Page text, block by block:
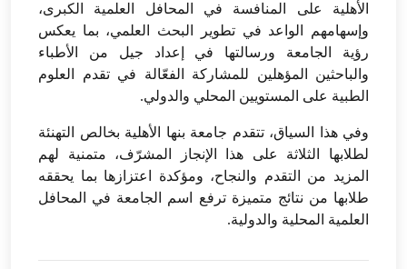
الأهلية على المنافسة في المحافل العلمية الكبرى،
وإسهامهم الواعد في تطوير البحث العلمي، بما يعكس
رؤية الجامعة ورسالتها في إعداد جيل من الأطباء
والباحثين المؤهلين للمشاركة الفعّالة في تقدم العلوم
الطبية على المستويين المحلي والدولي.
وفي هذا السياق، تتقدم جامعة بنها الأهلية بخالص التهنئة
لطلابها الثلاثة على هذا الإنجاز المشرّف، متمنية لهم
المزيد من التقدم والنجاح، ومؤكدة اعتزازها بما يحققه
طلابها من نتائج متميزة ترفع اسم الجامعة في المحافل
العلمية المحلية والدولية.